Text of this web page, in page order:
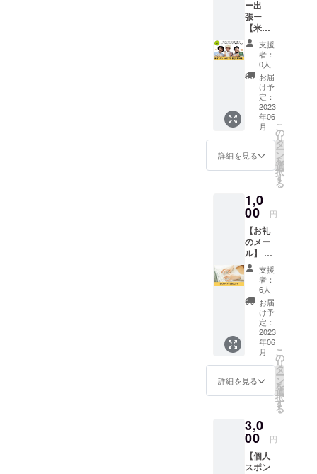
な組み
合わせ
をお選
びいた
だけま
す。 ※
冷蔵
クール
便にて
お届け
いたし
ます。
※送料込
みのお
値段で
す。
組み合
わせを
お選び
いただ
けま
す。 ④
シュー
クリー
ムセッ
ト ＜ひ
と月ご
とのお
届け内
容＞
シュー
ム4個
×10セッ
ト ◆
シュー
クリー
ムは ・
プレー
ン4個
・ココ
ア4個
・抹茶4
個 のな
かから
お好き
な組み
合わせ
をお選
びいた
だけま
月ごと
に種類
をお選
びいた
だけま
けBセッ
ト ＜ひ
と月ご
とのお
届け内
容＞ 丸
パン6個
四角パ
ン2本
◆丸パ
ンは、
プレー
米、シ
ナモン
ン、
チョコ
からお
好きな
組み合
わせを
お選び
いただ
けま
す。 ④
シュー
クリー
ムセッ
ト ＜ひ
と月ご
とのお
届け内
容＞
シュー
ム4個
×10セッ
ト ◆
シュー
クリー
届け内
容＞ 丸
パン12
個 ◆丸
パン
は、プ
レー
ン、玄
米、シ
ナモン
レーズ
ン、
からお
好きな
わせを
お選び
いただ
けま
す。 ③
パンだ
けBセッ
ト ＜ひ
と月ご
とのお
届け内
容＞ 丸
パン6個
四角パ
ン2本
◆丸パ
ンは、
プレー
ン、玄
ナモン
レーズ
ン、
チョコ
からお
所：大
阪府大
阪市淀
川区十
三東3丁
目7-4 第
1アサヒ
マン
ション
105号 ※
所要時
120分で
す。 ※
日時等
にて調
整いた
しま
す。
9(日)15(
土)16(
日)22(
土)23(
日)29(
土)30(
日) 午後
から ※3
人以上
で開催
■店舗情
報■ コ
トリコ
営業時
20:00
定休
日：日
曜日 住
所：大
阪府大
阪市淀
川区十
三東3丁
目7-4 第
1アサヒ
マン
ション
105号 ※
120分で
す。 ※
メール
にて調
整いた
しま
ム。さ
らに飲
み物、
パンの
お土産
つきで
す。 開
催日
時： ＜
5月＞
5/13(土)
14(日)2
0(土)21(
日)27(
3(土)4(
日)10(
土)11(
日)17(
土)18(
日)24(
土)25(
日) ＜7
月＞
1(土)2(
日)8(土)
9(日)15(
土)16(
日)22(
土)23(
土)30(
日)
13:00～
たは
19:00～
22:00 ■
店舗情
楽しみ
いただ
けま
す。 グ
ルテン
フリー
のお話
を聞い
て、美
味しい
パンま
たはピ
ザが作
れま
出来立
ての試
ム。さ
らに飲
み物、
パンの
お土産
つきで
す。 開
催日
時： ＜
5月＞
5/13(土)
14(日)2
0(土)21(
日)27(
3(土)4(
日)10(
土)11(
日)17(
ー出
張ー
【米粉
でパン
orピザ
教室
（定員
名）】
ご指定
場所に
お伺い
して、
パンor
ピザ教
す。 グ
ルテン
フリー
のお話
を聞い
て、美
味しい
パンま
たはピ
ザが作
れま
す。
作った
あとは
出来立
ての試
食タイ
土産つ
きで
友達同
士で
支援
者：
0人
お届
け予
定：
2023
年06
月
詳細を見る
こ
の
リ
タ
ー
ン
を
選
択
す
る
1,0
00 円
【お礼
のメー
ル】 コ
メコノ
トリコ
をただ
ただ応
援した
い人向
けのリ
ターン
です。
代表 伊
藤幸弘
から熱
ルをお
送りさ
せてい
ただき
ます。
支援
者：
6人
お届
け予
定：
2023
年06
月
詳細を見る
こ
の
リ
タ
ー
ン
を
選
択
す
る
3,0
00 円
【個人
スポン